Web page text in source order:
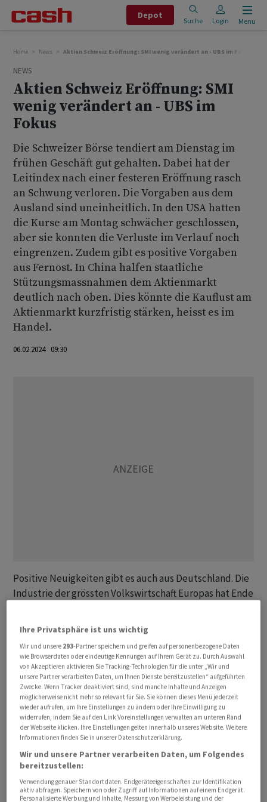
Depot
Suche Login Menu
Home News Aktien Schweiz Eröffnung: SMI wenig verändert an - UBS im Fokus
NEWS
Aktien Schweiz Eröffnung: SMI
wenig verändert an - UBS im
Fokus
Die Schweizer Börse tendiert am Dienstag im
frühen Geschäft gut gehalten. Dabei hat der
Leitindex nach einer festeren Eröffnung rasch
an Schwung verloren. Die Vorgaben aus dem
Ausland sind uneinheitlich. In den USA hatten
die Kurse am Montag schwächer geschlossen,
aber sie konnten die Verluste im Verlauf noch
eingrenzen. Zudem gibt es positive Vorgaben
aus Fernost. In China halfen staatliche
Stützungsmassnahmen dem Aktienmarkt
deutlich nach oben. Dies könnte die Kauflust am
Aktienmarkt kurzfristig stärken, heisst es im
Handel.
06.02.2024 09:30
Positive Neuigkeiten gibt es auch aus Deutschland. Die
Industrie der grössten Volkswirtschaft Europas hat Ende
erhalten. Die Bestellungen im verarbeitenden Gewerbe
legten im Dezember deutlich stärker als erwartet zu.
Doch weisen Händler auf die gedämpften
Zinserwartungen und die anhaltenden geopolitischen
Spannungen als Unsicherheitsfaktoren hin. «Das trübt
die Stimmung», sagt ein Händler. Hierzulande steht der
Markt im Banne der UBS. Die Grossbank hat die
Quartals- und Jahreszahlen veröffentlicht, deren
Interpretation allerdings am Markt als Herkulesaufgabe
bezeichnet wird.
Der SMI notiert gegen 09.20 Uhr um 0,06 Prozent höher
Ihre Privatsphäre ist uns wichtig
Wir und unsere 293-Partner speichern und greifen auf personenbezogene Daten
wie Browserdaten oder eindeutige Kennungen auf Ihrem Gerät zu. Durch Auswahl
von Akzeptieren aktivieren Sie Tracking-Technologien für die unter „Wir und
unsere Partner verarbeiten Daten, um Ihnen Dienste bereitzustellen“ aufgeführten
Zwecke. Wenn Tracker deaktiviert sind, sind manche Inhalte und Anzeigen
möglicherweise nicht mehr so relevant für Sie. Sie können dieses Menü jederzeit
wieder aufrufen, um Ihre Einstellungen zu ändern oder Ihre Einwilligung zu
widerrufen, indem Sie auf den Link Voreinstellungen verwalten am unteren Rand
der Webseite klicken. Ihre Einstellungen gelten innerhalb unseres Website. Weitere
Informationen finden Sie in unserer Datenschutzerklärung.
Wir und unsere Partner verarbeiten Daten, um Folgendes
bereitzustellen:
Verwendung genauer Standortdaten. Endgeräteeigenschaften zur Identifikation
aktiv abfragen. Speichern von oder Zugriff auf Informationen auf einem Endgerät.
Personalisierte Werbung und Inhalte, Messung von Werbeleistung und der